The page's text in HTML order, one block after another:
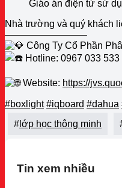
Giáo án điện tử sử
Nhà trường và quý khách
————————–
Công Ty Cổ Phần
Hotline: 0967 033 533
Website: https://
#boxlight #iqboard #dahua
# lớp học thông minh
Tin xem nhiều